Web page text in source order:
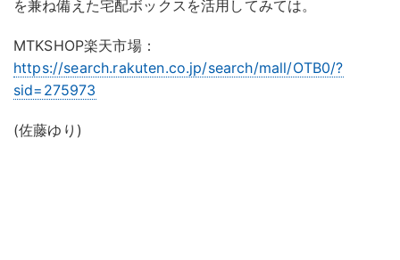
を兼ね備えた宅配ボックスを活用してみては。
MTKSHOP楽天市場：
https://search.rakuten.co.jp/search/mall/OTB0/?
sid=275973
(佐藤ゆり)